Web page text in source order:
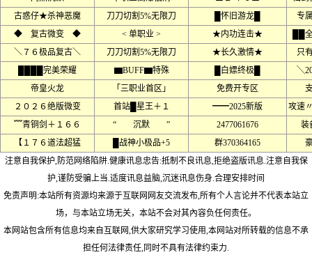
古惑仔★杀神恶魔
刀刀切割5%无限刀 █怀旧游龙█
专
◆ 复古微变 ◆
< 单职业 > ★内功连击★
██
＼７６极品复古＼
刀刀切割5%无限刀 ★长久激情★
只
████完美荣耀
▆BUFF▆特殊 █白嫖终极█
帝皇火龙
「三职业首区」 免费开专区
２０２６绝版微变
首站█星王＋１ ━━2025新版
攻速
﹌青铜剑＋１６６
“ 沉默 ” 2477061676
装
【１７６道法超猛
█战神小极品+5 群370364165
注意自我保护,防范网络陷阱.健康讯息忠告:抵制不良讯息,拒绝盗版讯息.注意自我保
护,谨防受骗上当.适度讯息益脑,沉迷讯息伤身.合理安排时间
免责声明:本站所有资源均来源于互联网网友交流发布,所有个人言论并不代表本站立
场，与本站立场无关，本站不会对其內容负任何责任。
本网站包含所有信息均来自互联网,供大家研究学习使用,本网站对所转载的信息不承
担任何法律责任,同时不具有法律约束力.